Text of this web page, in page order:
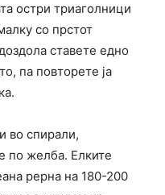
остри триаголници
со прстот
ставете едно
па повторете ја
во спирали,
по желба. Елките
рерна на 180-200